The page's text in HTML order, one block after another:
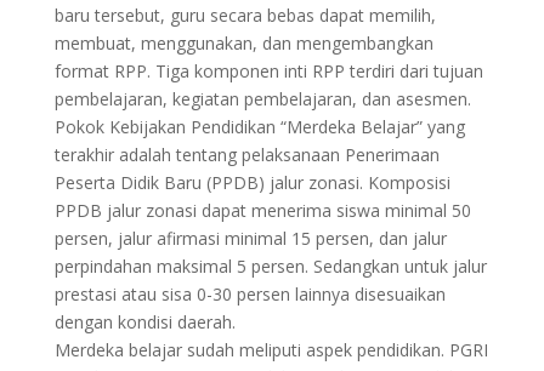
baru tersebut, guru secara bebas dapat memilih,
membuat, menggunakan, dan mengembangkan
format RPP. Tiga komponen inti RPP terdiri dari tujuan
pembelajaran, kegiatan pembelajaran, dan asesmen.
Pokok Kebijakan Pendidikan “Merdeka Belajar” yang
terakhir adalah tentang pelaksanaan Penerimaan
Peserta Didik Baru (PPDB) jalur zonasi. Komposisi
PPDB jalur zonasi dapat menerima siswa minimal 50
persen, jalur afirmasi minimal 15 persen, dan jalur
perpindahan maksimal 5 persen. Sedangkan untuk jalur
prestasi atau sisa 0-30 persen lainnya disesuaikan
dengan kondisi daerah.
Merdeka belajar sudah meliputi aspek pendidikan. PGRI